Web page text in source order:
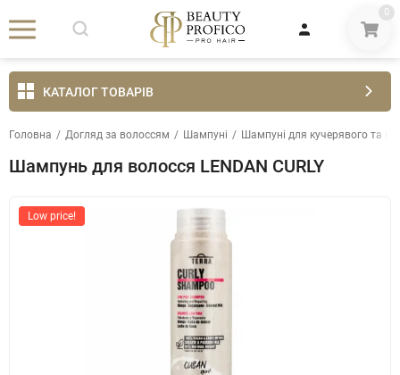
0
КАТАЛОГ ТОВАРІВ
Головна / Догляд за волоссям / Шампуні / Шампуні для кучерявого та
Шампунь для волосся LENDAN CURLY
Low price!